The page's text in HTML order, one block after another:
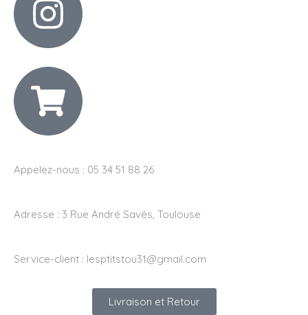
Appelez-nous : 05 34 51 88 26
Adresse : 3 Rue André Savés, Toulouse
Service-client : lesptitstou31@gmail.com
Livraison et Retour